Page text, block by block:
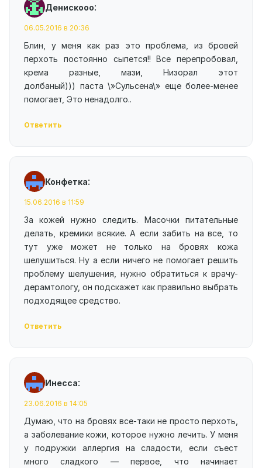
Денискооо:
06.05.2016 в 20:36
Блин, у меня как раз это проблема, из бровей
перхоть постоянно сыпется!! Все перепробовал,
крема разные, мази, Низорал этот
долбаный))) паста \»Сульсена\» еще более-менее
помогает, Это ненадолго..
Ответить
Конфетка:
15.06.2016 в 11:59
За кожей нужно следить. Масочки питательные
делать, кремики всякие. А если забить на все, то
тут уже может не только на бровях кожа
шелушиться. Ну а если ничего не помогает решить
проблему шелушения, нужно обратиться к врачу-
дерамтологу, он подскажет как правильно выбрать
подходящее средство.
Ответить
Инесса:
23.06.2016 в 14:05
Думаю, что на бровях все-таки не просто перхоть,
а заболевание кожи, которое нужно лечить. У меня
у подружки аллергия на сладости, если съест
много сладкого — первое, что начинает